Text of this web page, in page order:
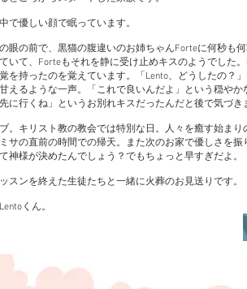
で優しい顔で眠っています。
眼の前で、黒猫の腹違いのお姉ちゃんForteに何秒も
いて、Forteもそれを静に受け止めキスのようでした
を持ったのを覚えています。「Lento、どうしたの？
えるような一声。「これで良いんだよ」という穏やか
に行くね」というお別れキスだったんだと後で気づき
。キリスト教の教会では特別な日。人々を癒す始まり
サの直前の時間での帰天。また次のお家で優しさを振
神様が決めたんでしょう？でもちょっと早すぎだよ。
スンを終えた生徒たちと一緒に火葬のお見送りです。
くん。